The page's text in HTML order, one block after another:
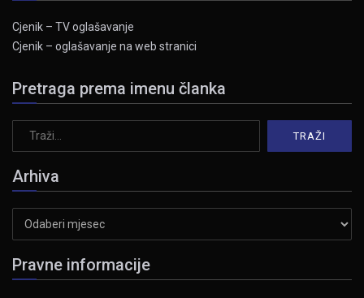
Cjenik – TV oglašavanje
Cjenik – oglašavanje na web stranici
Pretraga prema imenu članka
Arhiva
Pravne informacije